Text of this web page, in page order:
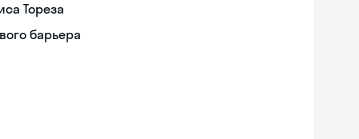
Тореза
барьера